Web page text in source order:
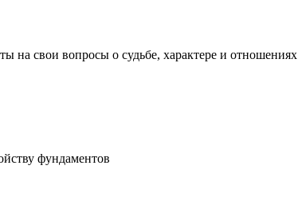
на свои вопросы о судьбе, характере и отношениях
фундаментов